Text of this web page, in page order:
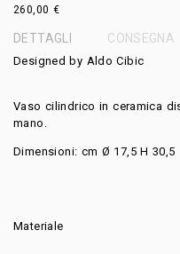
260,00 €
DETTAGLI CONSEGNA
Designed by Aldo Cibic
Vaso cilindrico in ceramica
mano.
Dimensioni: cm Ø 17,5H 30,5
Materiale